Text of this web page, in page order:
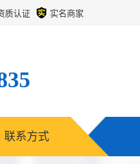
质认证 实名商家
联系方式